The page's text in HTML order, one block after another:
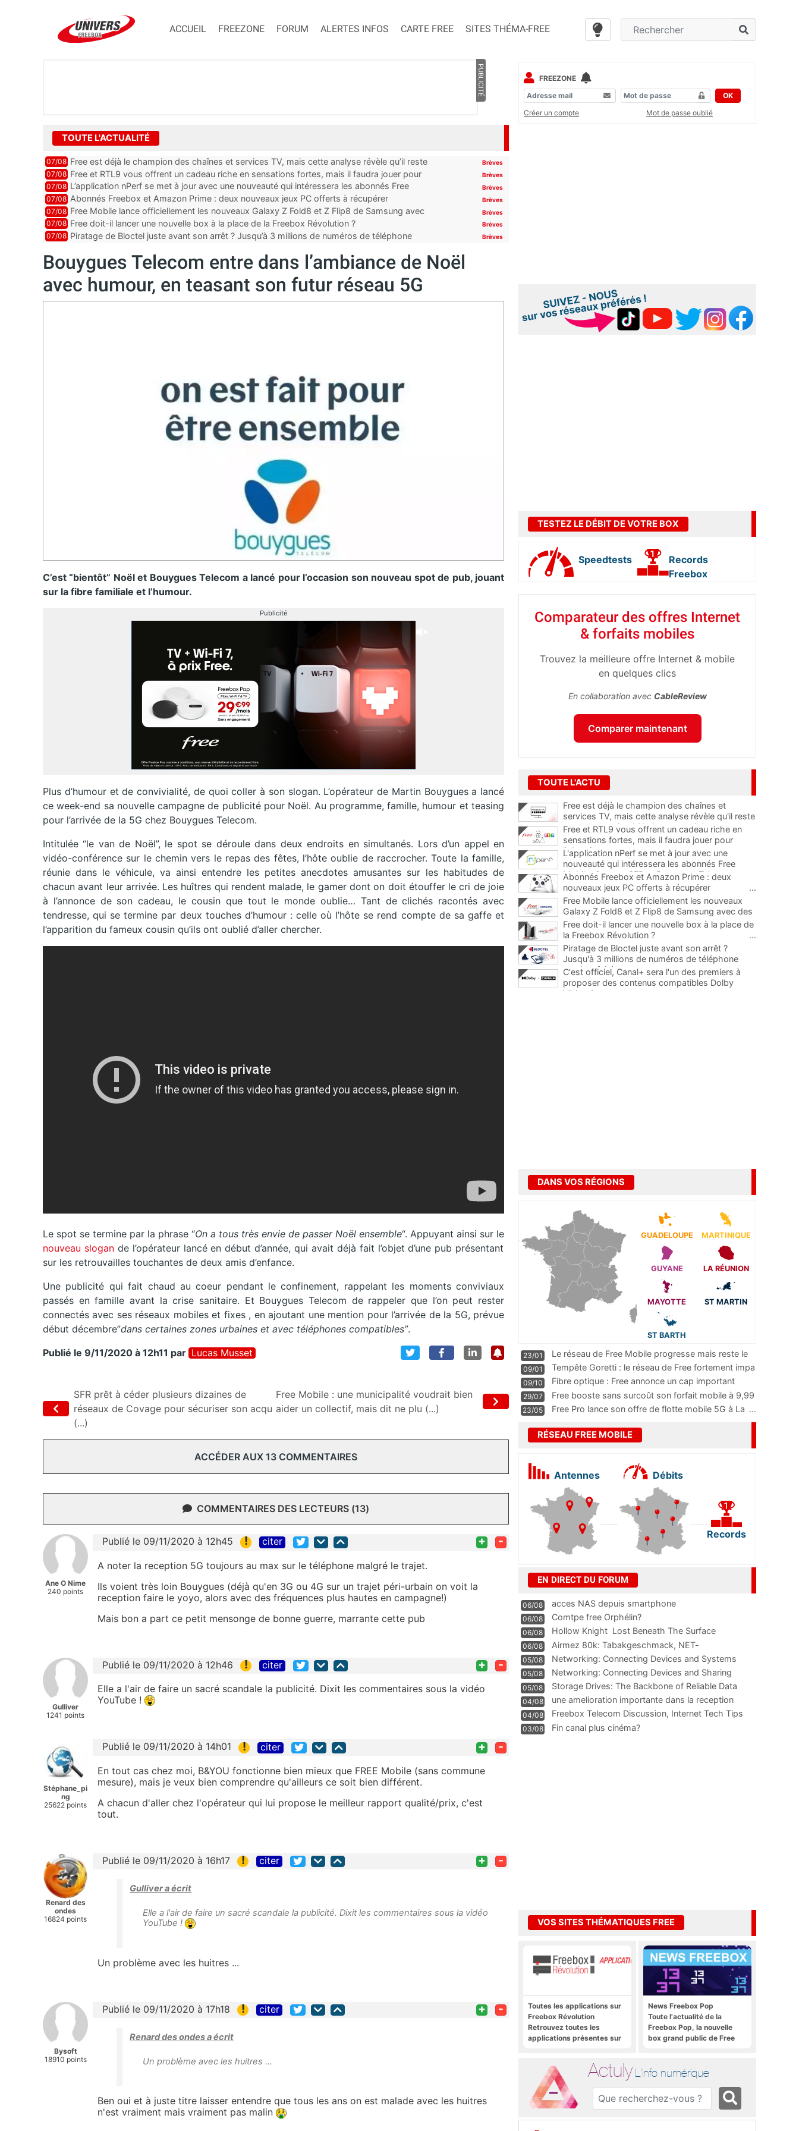
ACCUEIL FREEZONE FORUM ALERTES INFOS CARTE FREE SITES THÉMA-FREE
PUBLICITÉ
TOUTE L'ACTUALITÉ
07/08 Free est déjà le champion des chaînes et services TV, mais cette analyse révèle qu’il reste
encore au moin...
Brèves
07/08 Free et RTL9 vous offrent un cadeau riche en sensations fortes, mais il faudra jouer pour
l’obtenir
Brèves
07/08 L’application nPerf se met à jour avec une nouveauté qui intéressera les abonnés Free
Mobile, Orange, SFR ...
Brèves
07/08 Abonnés Freebox et Amazon Prime : deux nouveaux jeux PC offerts à récupérer Brèves
07/08 Free Mobile lance officiellement les nouveaux Galaxy Z Fold8 et Z Flip8 de Samsung avec
des promos et des cadeaux
Brèves
07/08 Free doit-il lancer une nouvelle box à la place de la Freebox Révolution ? Brèves
07/08 Piratage de Bloctel juste avant son arrêt ? Jusqu’à 3 millions de numéros de téléphone
Brèves
Bouygues Telecom entre dans l’ambiance de Noël
avec humour, en teasant son futur réseau 5G
C’est “bientôt” Noël et Bouygues Telecom a lancé pour l’occasion son nouveau spot de pub, jouant
sur la fibre familiale et l’humour.
Publicité
Plus d’humour et de convivialité, de quoi coller à son slogan. L’opérateur de Martin Bouygues a lancé
ce week-end sa nouvelle campagne de publicité pour Noël. Au programme, famille, humour et teasing
pour l’arrivée de la 5G chez Bouygues Telecom.
Intitulée “le van de Noël”, le spot se déroule dans deux endroits en simultanés. Lors d’un appel en
vidéo-conférence sur le chemin vers le repas des fêtes, l’hôte oublie de raccrocher. Toute la famille,
réunie dans le véhicule, va ainsi entendre les petites anecdotes amusantes sur les habitudes de
chacun avant leur arrivée. Les huîtres qui rendent malade, le gamer dont on doit étouffer le cri de joie
à l’annonce de son cadeau, le cousin que tout le monde oublie… Tant de clichés racontés avec
tendresse, qui se termine par deux touches d’humour : celle où l’hôte se rend compte de sa gaffe et
l’apparition du fameux cousin qu’ils ont oublié d’aller chercher.
Le spot se termine par la phrase “On a tous très envie de passer Noël ensemble“. Appuyant ainsi sur le
nouveau slogande l’opérateur lancé en début d’année, qui avait déjà fait l’objet d’une pub présentant
sur les retrouvailles touchantes de deux amis d’enfance.
Une publicité qui fait chaud au coeur pendant le confinement, rappelant les moments conviviaux
passés en famille avant la crise sanitaire. Et Bouygues Telecom de rappeler que l’on peut rester
connectés avec ses réseaux mobiles et fixes , en ajoutant une mention pour l’arrivée de la 5G, prévue
début décembre”dans certaines zones urbaines et avec téléphones compatibles”.
Publié le 9/11/2020 à 12h11 par Lucas Musset
SFR prêt à céder plusieurs dizaines de
réseaux de Covage pour sécuriser son acqu
(...)
Free Mobile : une municipalité voudrait bien
aider un collectif, mais dit ne plu (...)
ACCÉDER AUX 13 COMMENTAIRES
COMMENTAIRES DES LECTEURS (13)
Ane O Nime
240 points
Publié le 09/11/2020 à 12h45 ! citer + -
A noter la reception 5G toujours au max sur le téléphone malgré le trajet.
Ils voient très loin Bouygues (déjà qu'en 3G ou 4G sur un trajet péri-urbain on voit la
reception faire le yoyo, alors avec des fréquences plus hautes en campagne!)
Mais bon a part ce petit mensonge de bonne guerre, marrante cette pub
Gulliver
1241 points
Publié le 09/11/2020 à 12h46 ! citer + -
Elle a l'air de faire un sacré scandale la publicité. Dixit les commentaires sous la vidéo
YouTube !
Stéphane_pi
ng
25622 points
Publié le 09/11/2020 à 14h01 ! citer + -
En tout cas chez moi, B&YOU fonctionne bien mieux que FREE Mobile (sans commune
mesure), mais je veux bien comprendre qu'ailleurs ce soit bien différent.
A chacun d'aller chez l'opérateur qui lui propose le meilleur rapport qualité/prix, c'est
tout.
Renard des
ondes
16824 points
Publié le 09/11/2020 à 16h17 ! citer + -
Gulliver a écrit
Elle a l'air de faire un sacré scandale la publicité. Dixit les commentaires sous la vidéo
YouTube !
Un problème avec les huitres ...
Bysoft
18910 points
Publié le 09/11/2020 à 17h18 ! citer + -
Renard des ondes a écrit
Un problème avec les huitres ...
Ben oui et à juste titre laisser entendre que tous les ans on est malade avec les huitres
n'est vraiment mais vraiment pas malin
FREEZONE
OK
Créer un compte
Mot de passe oublié
TESTEZ LE DÉBIT DE VOTRE BOX
Speedtests
Records
Freebox
Comparateur des offres Internet
& forfaits mobiles
Trouvez la meilleure offre Internet & mobile
en quelques clics
En collaboration avec CableReview
Comparer maintenant
TOUTE L'ACTU
Free est déjà le champion des chaînes et
services TV, mais cette analyse révèle qu'il reste
encore au moins 141 ajouts possibles
Free et RTL9 vous offrent un cadeau riche en
sensations fortes, mais il faudra jouer pour
l'obtenir
L'application nPerf se met à jour avec une
nouveauté qui intéressera les abonnés Free
Mobile, Orange, SFR et Bouygues Telecom
Abonnés Freebox et Amazon Prime : deux
nouveaux jeux PC offerts à récupérer
...
Free Mobile lance officiellement les nouveaux
Galaxy Z Fold8 et Z Flip8 de Samsung avec des
promos et des cadeaux
...
Free doit-il lancer une nouvelle box à la place de
la Freebox Révolution ?
...
Piratage de Bloctel juste avant son arrêt ?
Jusqu'à 3 millions de numéros de téléphone
auraient fuité
C'est officiel, Canal+ sera l'un des premiers à
proposer des contenus compatibles Dolby
Vision 2
DANS VOS RÉGIONS
GUADELOUPE MARTINIQUE
GUYANE LA RÉUNION
MAYOTTE ST MARTIN
ST BARTH
23/01
Le réseau de Free Mobile progresse mais reste le
m
...
09/01
Tempête Goretti : le réseau de Free fortement impa
09/10
Fibre optique : Free annonce un cap important
pass
...
29/07
Free booste sans surcoût son forfait mobile à 9,99
23/05 Free Pro lance son offre de flotte mobile 5G à La ...
RÉSEAU FREE MOBILE
Antennes Débits
Records
EN DIRECT DU FORUM
06/08 acces NAS depuis smartphone
06/08 Comtpe free Orphélin?
06/08 Hollow Knight  Lost Beneath The Surface
06/08
Airmez 80k: Tabakgeschmack, NET-
Technologie und Leistung im
05/08 Networking: Connecting Devices and Systems
05/08
Networking: Connecting Devices and Sharing
Information
05/08
Storage Drives: The Backbone of Reliable Data
Management
04/08
une amelioration importante dans la reception
WIFI
04/08
Freebox Telecom Discussion, Internet Tech Tips
Communi
03/08 Fin canal plus cinéma?
VOS SITES THÉMATIQUES FREE
Toutes les applications sur
Freebox Révolution
Retrouvez toutes les
applications présentes sur
News Freebox Pop
Toute l'actualité de la
Freebox Pop, la nouvelle
box grand public de Free
Actuly L'info numérique